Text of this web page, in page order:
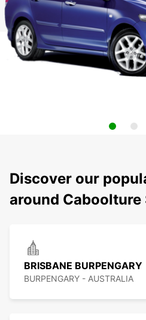
Discover our
around Caboolture
BRISBANE BURPENGARY
BURPENGARY - AUSTRALIA